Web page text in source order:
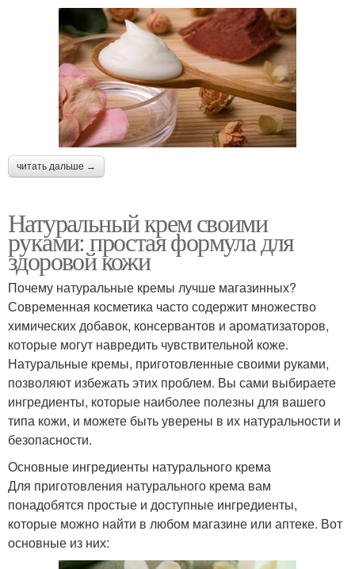
читать дальше →
Натуральный крем своими
руками: простая формула для
здоровой кожи
Почему натуральные кремы лучше магазинных?
Современная косметика часто содержит множество
химических добавок, консервантов и ароматизаторов,
которые могут навредить чувствительной коже.
Натуральные кремы, приготовленные своими руками,
позволяют избежать этих проблем. Вы сами выбираете
ингредиенты, которые наиболее полезны для вашего
типа кожи, и можете быть уверены в их натуральности и
безопасности.
Основные ингредиенты натурального крема
Для приготовления натурального крема вам
понадобятся простые и доступные ингредиенты,
которые можно найти в любом магазине или аптеке. Вот
основные из них: